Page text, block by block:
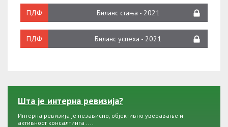
ПДФ Биланс стања - 2021
ПДФ Биланс успеха - 2021
Шта је интерна ревизија?
Интерна ревизија је независно, објективно уверавање и
активност консалтинга ....